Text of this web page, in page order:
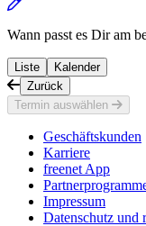
Wann passt es Dir am
Liste
Kalender
Zurück
Termin auswählen
Geschäftskunden
Karriere
freenet App
Impressum
Datenschutz und